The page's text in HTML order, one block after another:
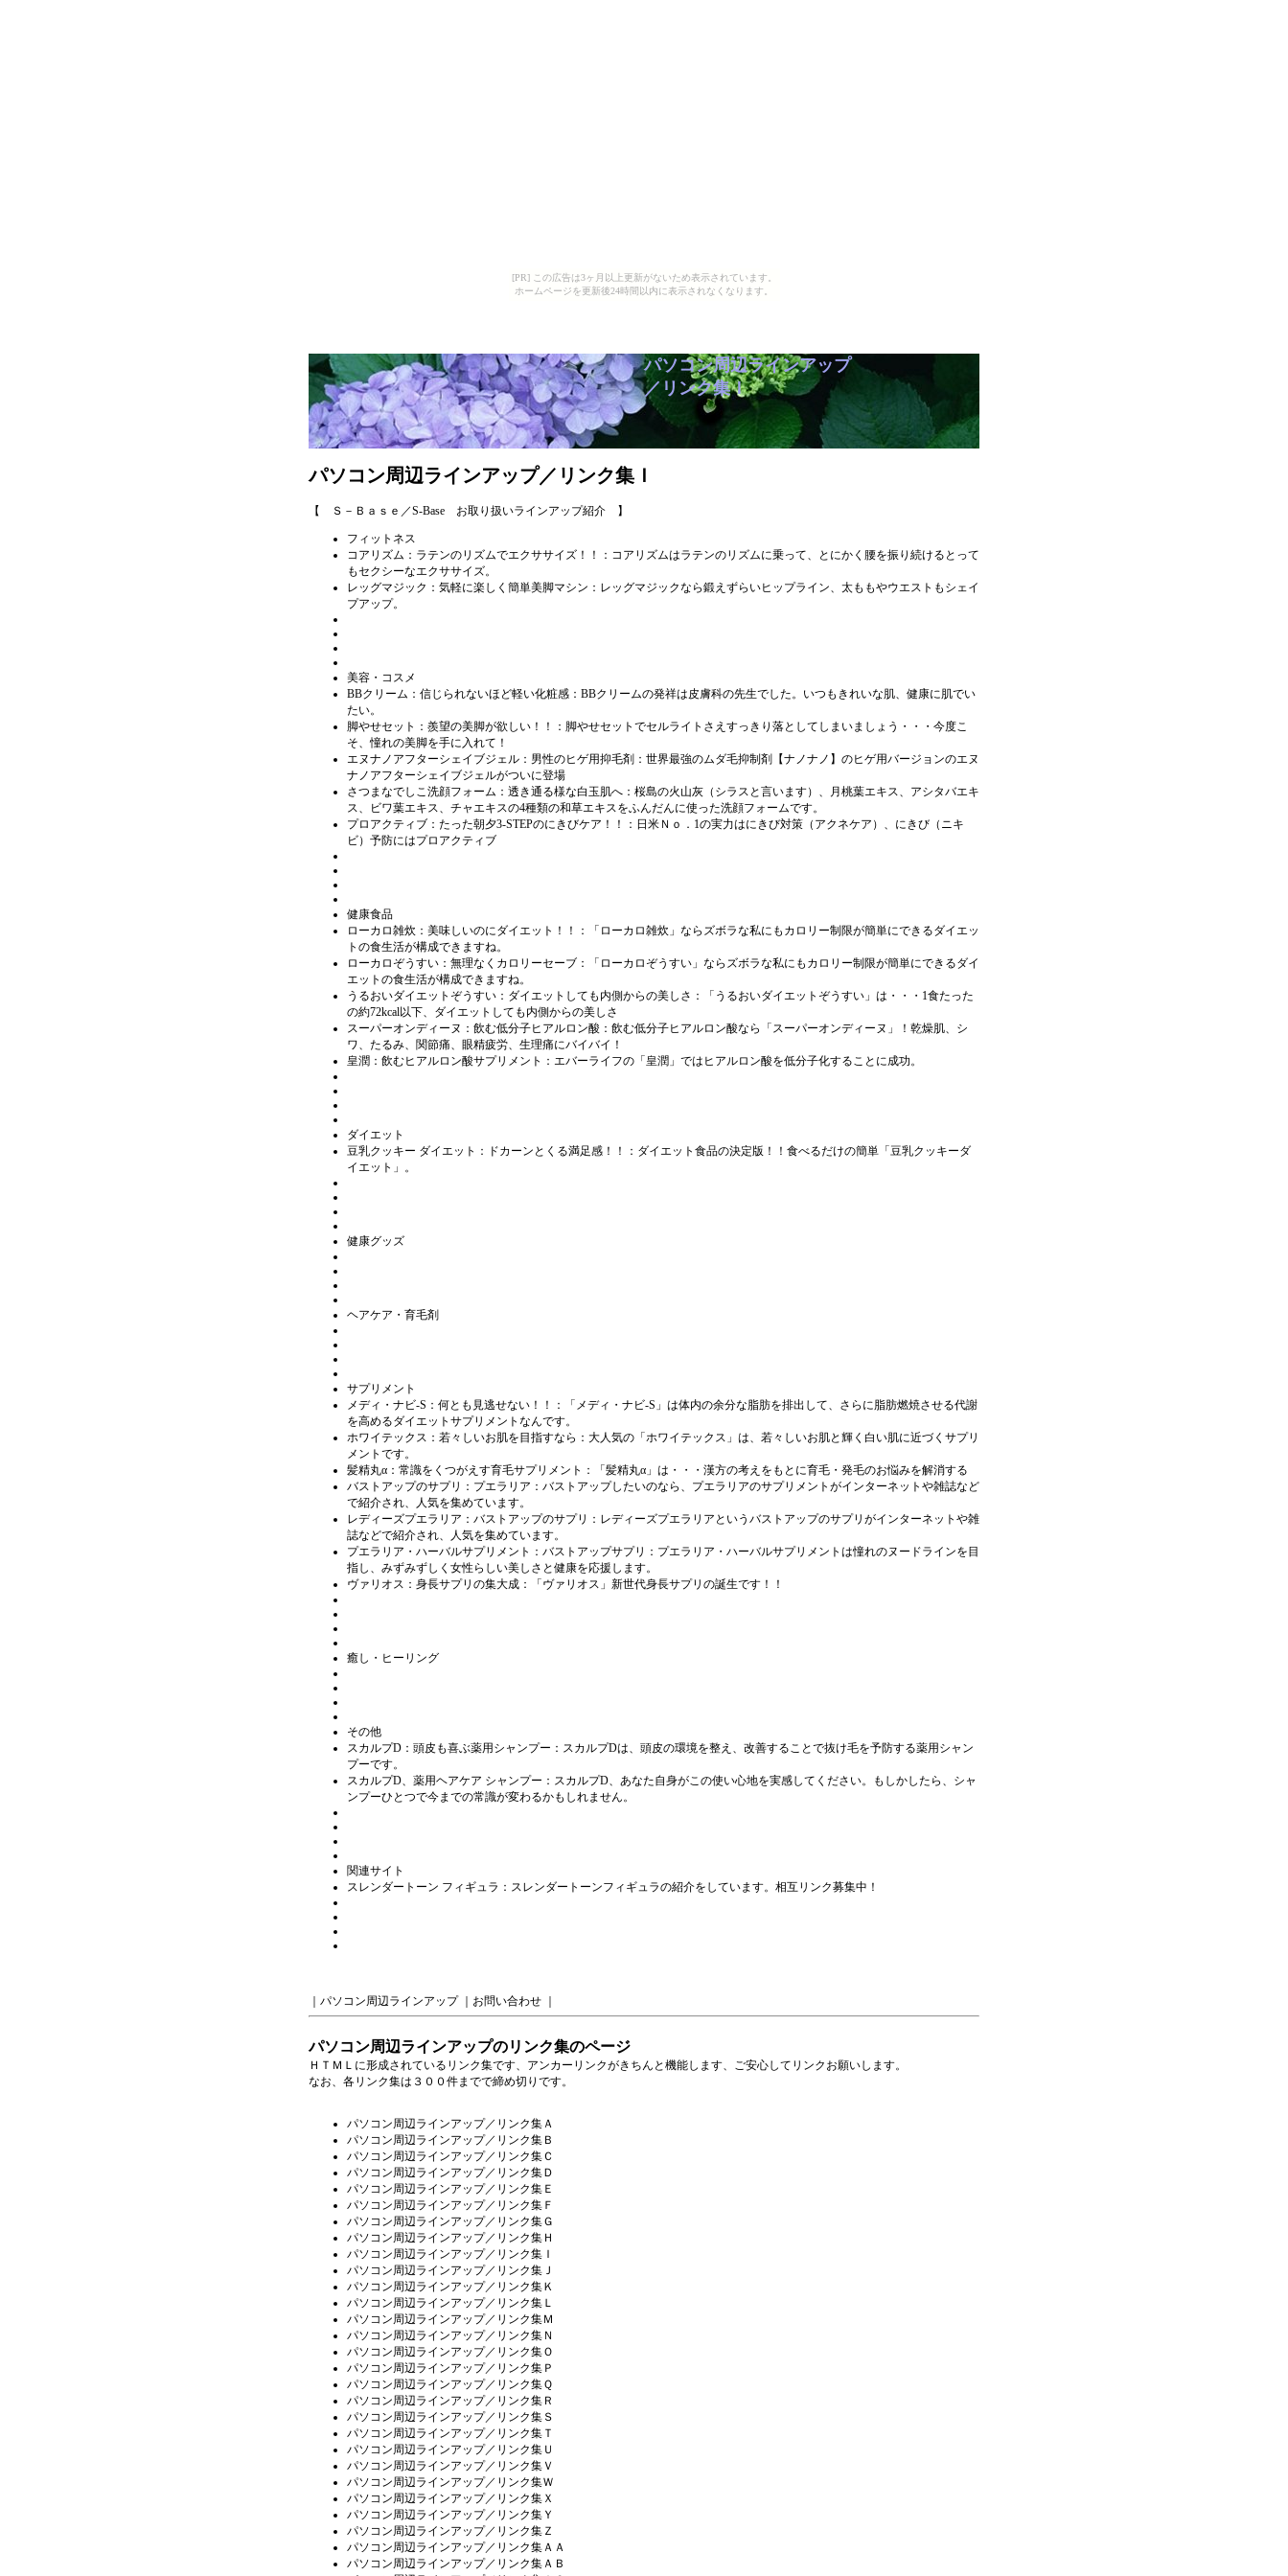
[PR] この広告は3ヶ月以上更新がないため表示されています。
ホームページを更新後24時間以内に表示されなくなります。
パソコン周辺ラインアップ
／リンク集Ｉ
パソコン周辺ラインアップ／リンク集Ｉ
【 Ｓ－Ｂａｓｅ／S-Base お取り扱いラインアップ紹介 】
フィットネス
コアリズム：ラテンのリズムでエクササイズ！！
：コアリズムはラテンのリズムに乗って、とにかく腰を振り続けるとって
もセクシーなエクササイズ。
レッグマジック：気軽に楽しく簡単美脚マシン ：レッグマジックなら鍛えずらいヒップライン、太ももやウエストもシェイ
プアップ。
美容・コスメ
BBクリーム：信じられないほど軽い化粧感 ：BBクリームの発祥は皮膚科の先生でした。いつもきれいな肌、健康に肌でい
たい。
脚やせセット：羨望の美脚が欲しい！！
：脚やせセットでセルライトさえすっきり落としてしまいましょう・・・今度こ
そ、憧れの美脚を手に入れて！
エヌナノアフターシェイブジェル：男性のヒゲ用抑毛剤 ：世界最強のムダ毛抑制剤【ナノナノ】のヒゲ用バージョンのエヌ
ナノアフターシェイブジェルがついに登場
さつまなでしこ洗顔フォーム：透き通る様な白玉肌へ ：桜島の火山灰（シラスと言います）、月桃葉エキス、アシタバエキ
ス、ビワ葉エキス、チャエキスの4種類の和草エキスをふんだんに使った洗顔フォームです。
プロアクティブ：たった朝夕3-STEPのにきびケア！！
：日米Ｎｏ．1の実力はにきび対策（アクネケア）、にきび（ニキ
ビ）予防にはプロアクティブ
健康食品
ローカロ雑炊：美味しいのにダイエット！！
：「ローカロ雑炊」ならズボラな私にもカロリー制限が簡単にできるダイエッ
トの食生活が構成できますね。
ローカロぞうすい：無理なくカロリーセーブ ：「ローカロぞうすい」ならズボラな私にもカロリー制限が簡単にできるダイ
エットの食生活が構成できますね。
うるおいダイエットぞうすい：ダイエットしても内側からの美しさ ：「うるおいダイエットぞうすい」は・・・1食たった
の約72kcal以下、ダイエットしても内側からの美しさ
スーパーオンディーヌ：飲む低分子ヒアルロン酸 ：飲む低分子ヒアルロン酸なら「スーパーオンディーヌ」！乾燥肌、シ
ワ、たるみ、関節痛、眼精疲労、生理痛にバイバイ！
皇潤：飲むヒアルロン酸サプリメント ：エバーライフの「皇潤」ではヒアルロン酸を低分子化することに成功。
ダイエット
豆乳クッキー ダイエット：ドカーンとくる満足感！！
：ダイエット食品の決定版！！食べるだけの簡単「豆乳クッキーダ
イエット」。
健康グッズ
ヘアケア・育毛剤
サプリメント
メディ・ナビ-S：何とも見逃せない！！
：「メディ・ナビ-S」は体内の余分な脂肪を排出して、さらに脂肪燃焼させる代謝
を高めるダイエットサプリメントなんです。
ホワイテックス：若々しいお肌を目指すなら ：大人気の「ホワイテックス」は、若々しいお肌と輝く白い肌に近づくサプリ
メントです。
髪精丸α：常識をくつがえす育毛サプリメント ：「髪精丸α」は・・・漢方の考えをもとに育毛・発毛のお悩みを解消する
バストアップのサプリ：プエラリア ：バストアップしたいのなら、プエラリアのサプリメントがインターネットや雑誌など
で紹介され、人気を集めています。
レディーズプエラリア：バストアップのサプリ ：レディーズプエラリアというバストアップのサプリがインターネットや雑
誌などで紹介され、人気を集めています。
プエラリア・ハーバルサプリメント：バストアップサプリ ：プエラリア・ハーバルサプリメントは憧れのヌードラインを目
指し、みずみずしく女性らしい美しさと健康を応援します。
ヴァリオス：身長サプリの集大成 ：「ヴァリオス」新世代身長サプリの誕生です！！
癒し・ヒーリング
その他
スカルプD：頭皮も喜ぶ薬用シャンプー ：スカルプDは、頭皮の環境を整え、改善することで抜け毛を予防する薬用シャン
プーです。
スカルプD、薬用ヘアケア シャンプー ：スカルプD、あなた自身がこの使い心地を実感してください。もしかしたら、シャ
ンプーひとつで今までの常識が変わるかもしれません。
関連サイト
スレンダートーン フィギュラ ：スレンダートーンフィギュラの紹介をしています。相互リンク募集中！
パソコン周辺ラインアップ｜ お問い合わせ
パソコン周辺ラインアップのリンク集のページ
ＨＴＭＬに形成されているリンク集です、アンカーリンクがきちんと機能します、ご安心してリンクお願いします。
なお、各リンク集は３００件までで締め切りです。
パソコン周辺ラインアップ／リンク集Ａ
パソコン周辺ラインアップ／リンク集Ｂ
パソコン周辺ラインアップ／リンク集Ｃ
パソコン周辺ラインアップ／リンク集Ｄ
パソコン周辺ラインアップ／リンク集Ｅ
パソコン周辺ラインアップ／リンク集Ｆ
パソコン周辺ラインアップ／リンク集Ｇ
パソコン周辺ラインアップ／リンク集Ｈ
パソコン周辺ラインアップ／リンク集Ｉ
パソコン周辺ラインアップ／リンク集Ｊ
パソコン周辺ラインアップ／リンク集Ｋ
パソコン周辺ラインアップ／リンク集Ｌ
パソコン周辺ラインアップ／リンク集Ｍ
パソコン周辺ラインアップ／リンク集Ｎ
パソコン周辺ラインアップ／リンク集Ｏ
パソコン周辺ラインアップ／リンク集Ｐ
パソコン周辺ラインアップ／リンク集Ｑ
パソコン周辺ラインアップ／リンク集Ｒ
パソコン周辺ラインアップ／リンク集Ｓ
パソコン周辺ラインアップ／リンク集Ｔ
パソコン周辺ラインアップ／リンク集Ｕ
パソコン周辺ラインアップ／リンク集Ｖ
パソコン周辺ラインアップ／リンク集Ｗ
パソコン周辺ラインアップ／リンク集Ｘ
パソコン周辺ラインアップ／リンク集Ｙ
パソコン周辺ラインアップ／リンク集Ｚ
パソコン周辺ラインアップ／リンク集ＡＡ
パソコン周辺ラインアップ／リンク集ＡＢ